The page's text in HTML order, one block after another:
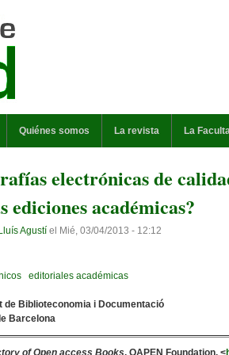
Quiénes somos La revista La
electrónicas de
ediciones académicas?
Lluís Agustí el Mié, 03/04/2013 - 12:12
editoriales académicas
de Biblioteconomia i Documentació
Barcelona
of Open access Books. OAPEN Foundation. <